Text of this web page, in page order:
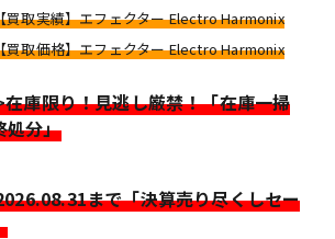
買取実績】エフェクター Electro Harmonix
買取価格】エフェクター Electro Harmonix
庫限り！見逃し厳禁！「在庫一掃
処分」
まで「決算売り尽くしセー